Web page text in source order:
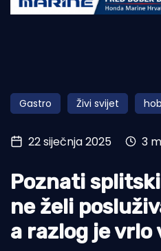
Obala
Otoci
Turizam i nautika
Pomorstvo
Ribolov
Ekologija
Gastro Živi svijet
22 siječnja 2025 3
Poznati
ne želi
a razlog je vrlo